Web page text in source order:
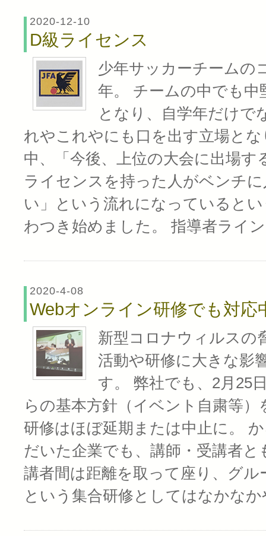
2020-12-10
D級ライセンス
少年サッカーチームの
年。 チームの中でも
となり、自学年だけで
れやこれやにも口を出す立場と
中、「今後、上位の大会に出場す
ライセンスを持った人がベンチ
い」という流れになっていると
わつき始めました。 指導者ライ
2020-4-08
Webオンライン研修でも対応
新型コロナウィルスの
活動や研修に大きな影
す。 弊社でも、2月25
らの基本方針（イベント自粛等）
研修はほぼ延期または中止に。
だいた企業でも、講師・受講者と
講者間は距離を取って座り、グル
という集合研修としてはなかな